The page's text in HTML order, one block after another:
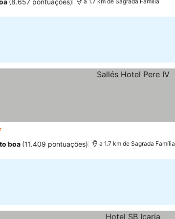
boa (11.409 pontuações) a 1.7 km de Sagrada Família